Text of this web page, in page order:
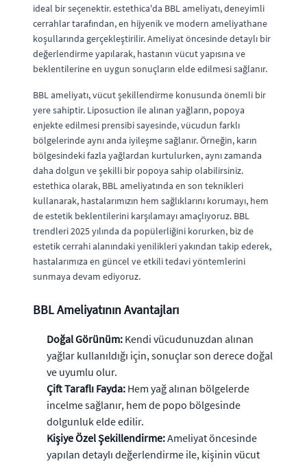
ideal bir seçenektir. estethica'da BBL ameliyatı, deneyimli
cerrahlar tarafından, en hijyenik ve modern ameliyathane
koşullarında gerçekleştirilir. Ameliyat öncesinde detaylı bir
değerlendirme yapılarak, hastanın vücut yapısına ve
beklentilerine en uygun sonuçların elde edilmesi sağlanır.
BBL ameliyatı, vücut şekillendirme konusunda önemli bir
yere sahiptir. Liposuction ile alınan yağların, popoya
enjekte edilmesi prensibi sayesinde, vücudun farklı
bölgelerinde aynı anda iyileşme sağlanır. Örneğin, karın
bölgesindeki fazla yağlardan kurtulurken, aynı zamanda
daha dolgun ve şekilli bir popoya sahip olabilirsiniz.
estethica olarak, BBL ameliyatında en son teknikleri
kullanarak, hastalarımızın hem sağlıklarını korumayı, hem
de estetik beklentilerini karşılamayı amaçlıyoruz. BBL
trendleri 2025 yılında da popülerliğini korurken, biz de
estetik cerrahi alanındaki yenilikleri yakından takip ederek,
hastalarımıza en güncel ve etkili tedavi yöntemlerini
sunmaya devam ediyoruz.
BBL Ameliyatının Avantajları
Doğal Görünüm: Kendi vücudunuzdan alınan
yağlar kullanıldığı için, sonuçlar son derece doğal
ve uyumlu olur.
Çift Taraflı Fayda: Hem yağ alınan bölgelerde
incelme sağlanır, hem de popo bölgesinde
dolgunluk elde edilir.
Kişiye Özel Şekillendirme:Ameliyat öncesinde
yapılan detaylı değerlendirme ile, kişinin vücut